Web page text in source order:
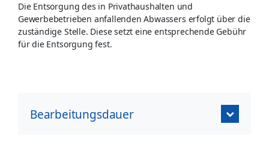
Die Entsorgung des in Privathaushalten und
Gewerbebetrieben anfallenden Abwassers erfolgt über die
zuständige Stelle. Diese setzt eine entsprechende Gebühr
für die Entsorgung fest.
Bearbeitungsdauer